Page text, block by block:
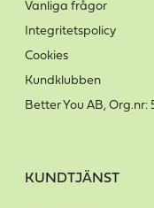
Vanliga frågor
Integritetspolicy
Cookies
Kundklubben
Better You AB, Org.nr:
KUNDTJÄNST